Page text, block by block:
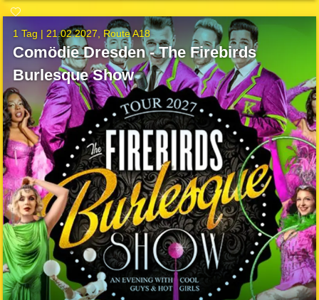
1 Tag | 21.02.2027 Route A18
Comödie Dresden - The Firebirds
Burlesque Show